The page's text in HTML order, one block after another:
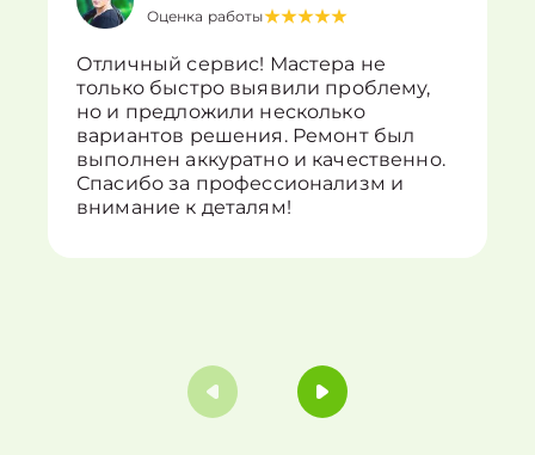
Оценка работы
Отличный сервис! Мастера не
только быстро выявили проблему,
но и предложили несколько
вариантов решения. Ремонт был
выполнен аккуратно и качественно.
Спасибо за профессионализм и
внимание к деталям!